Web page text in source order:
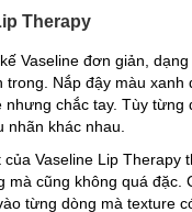
Therapy
Vaseline đơn giản,
trong. Nắp đậy màu xanh
nhưng chắc tay. Tùy từng
nhãn khác nhau.
của Vaseline Lip Therapy
mà cũng không quá đặc.
từng dòng mà texture